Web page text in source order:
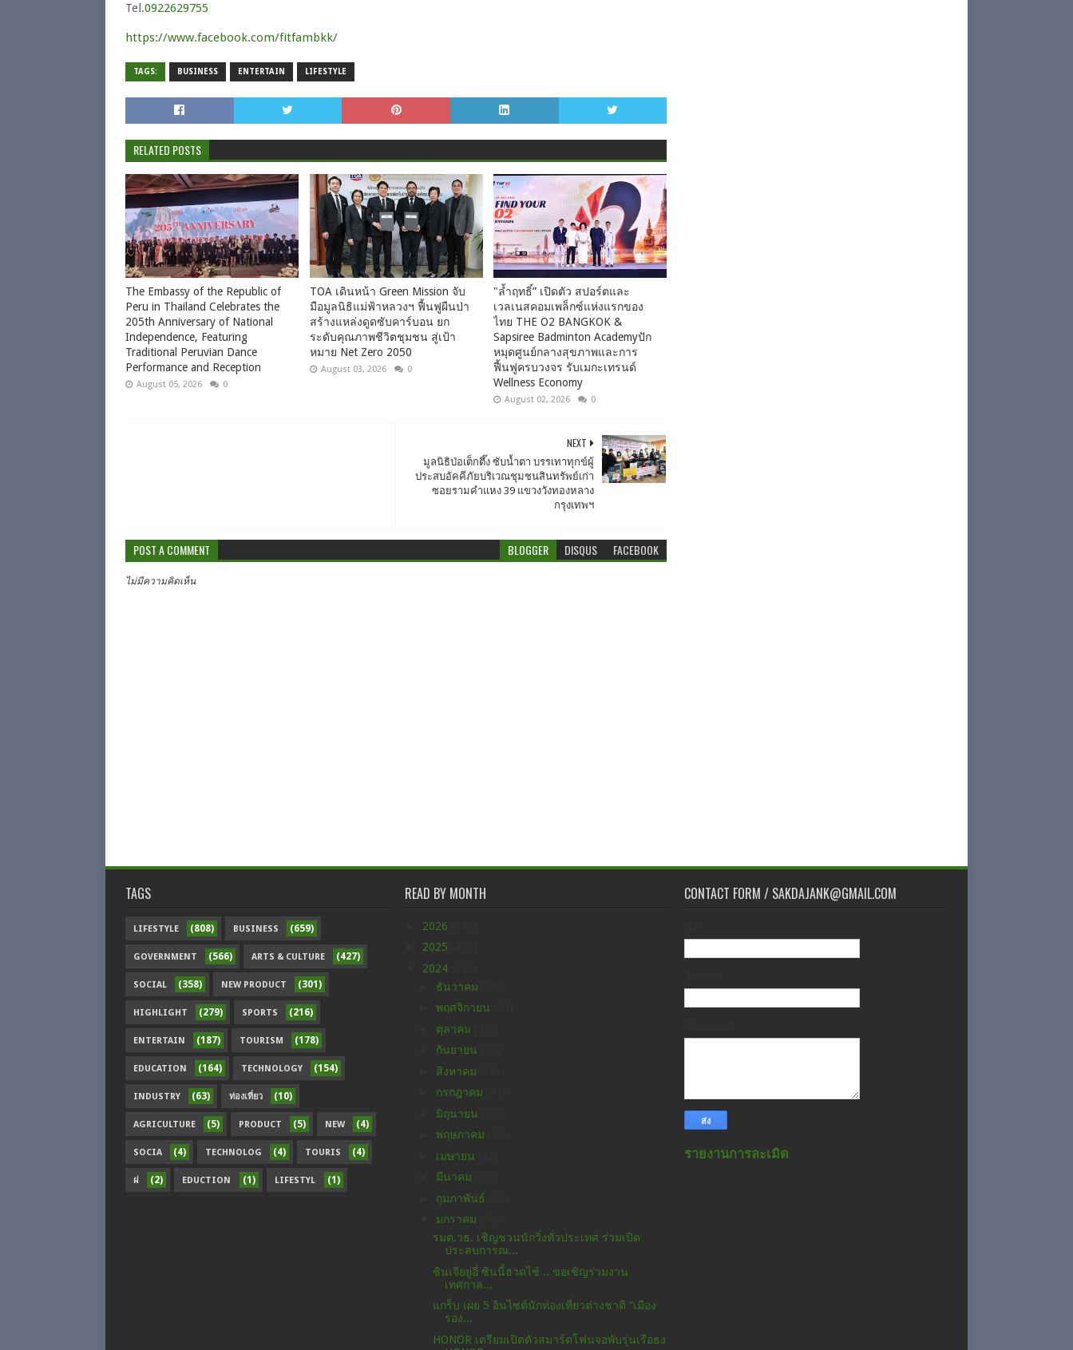
Tel.0922629755
https://www.facebook.com/fitfambkk/
TAGS: BUSINESS ENTERTAIN LIFESTYLE
RELATED POSTS
The Embassy of the Republic of
Peru in Thailand Celebrates the
205th Anniversary of National
Independence, Featuring
Traditional Peruvian Dance
Performance and Reception
August 05, 2026 0
TOA เดินหน้า Green Mission จับ
มือมูลนิธิแม่ฟ้าหลวงฯ ฟื้นฟูผืนป่า
สร้างแหล่งดูดซับคาร์บอน ยก
ระดับคุณภาพชีวิตชุมชน สู่เป้า
หมาย Net Zero 2050
August 03, 2026 0
"ล้ำฤทธิ์” เปิดตัว สปอร์ตและ
เวลเนสคอมเพล็กซ์แห่งแรกของ
ไทย THE O2 BANGKOK &
Sapsiree Badminton Academyปัก
หมุดศูนย์กลางสุขภาพและการ
ฟื้นฟูครบวงจร รับเมกะเทรนด์
Wellness Economy
August 02, 2026 0
NEXT
มูลนิธิป่อเต็กตึ๊ง ซับน้ำตา บรรเทาทุกข์ผู้
ประสบอัคคีภัยบริเวณชุมชนสินทรัพย์เก่า
ซอยรามคำแหง 39 แขวงวังทองหลาง
กรุงเทพฯ
POST A COMMENT BLOGGER DISQUS FACEBOOK
ไม่มีความคิดเห็น
TAGS
LIFESTYLE (808) BUSINESS (659)
GOVERNMENT (566) ARTS & CULTURE (427)
SOCIAL (358) NEW PRODUCT (301)
HIGHLIGHT (279) SPORTS (216)
ENTERTAIN (187) TOURISM (178)
EDUCATION (164) TECHNOLOGY (154)
INDUSTRY (63) ท่องเที่ยว (10)
AGRICULTURE (5) PRODUCT (5) NEW (4)
SOCIA (4) TECHNOLOG (4) TOURIS (4)
ฝ (2) EDUCTION (1) LIFESTYL (1)
READ BY MONTH
2026
2025
2024
ธันวาคม
พฤศจิกายน
ตุลาคม
กันยายน
สิงหาคม
กรกฎาคม
มิถุนายน
พฤษภาคม
เมษายน
มีนาคม
กุมภาพันธ์
มกราคม
รมต.วธ. เชิญชวนนักวิ่งทั่วประเทศ ร่วมเปิด
ประสบการณ...
ซินเจียยู่อี่ ซินนี้ฮวดไช้ .. ขอเชิญร่วมงาน
เทศกาล...
แกร็บ เผย 5 อินไซต์นักท่องเที่ยวต่างชาติ “เมือง
รอง...
HONOR เตรียมเปิดตัวสมาร์ตโฟนจอพับรุ่นเรือธง
CONTACT FORM / SAKDAJANK@GMAIL.COM
รายงานการละเมิด